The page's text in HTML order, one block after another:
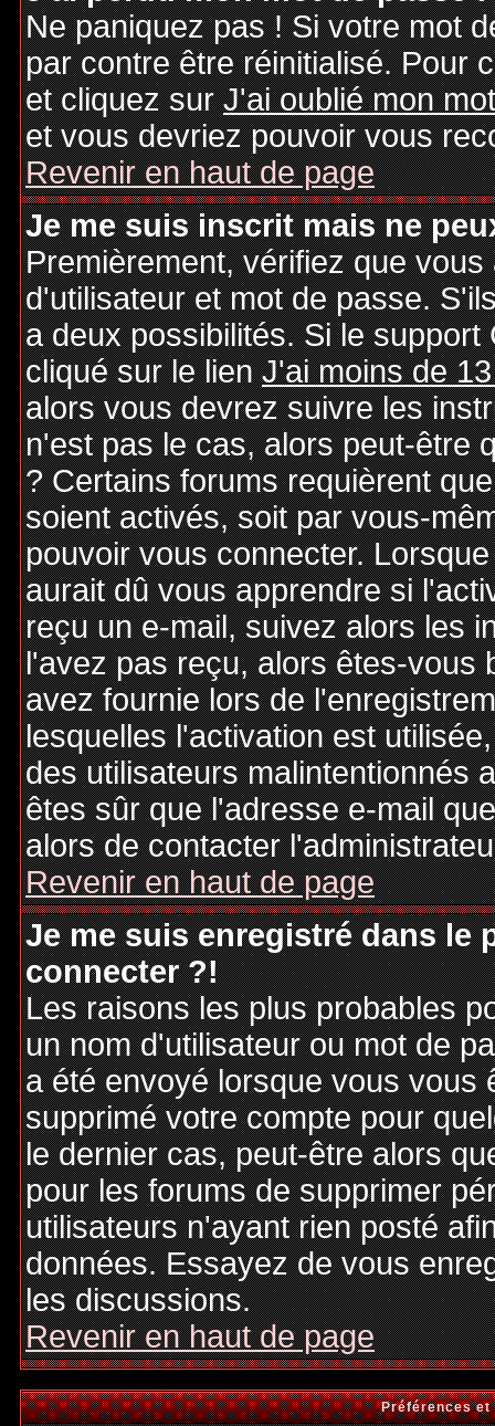
Ne paniquez pas ! Si votre mot
par contre être réinitialisé. Pour
et cliquez surJ'ai oublié mon
et vous devriez pouvoir vous
Revenir en haut de page
Je me suis inscrit mais ne
Premièrement, vérifiez que
d'utilisateur et mot de passe.
a deux possibilités. Si le
cliqué sur le lienJ'ai moins de
alors vous devrez suivre les
n'est pas le cas, alors peut-être
? Certains forums requièrent
soient activés, soit par vous-
pouvoir vous connecter.
aurait dû vous apprendre si
reçu un e-mail, suivez alors les
l'avez pas reçu, alors êtes-vous
avez fournie lors de
lesquelles l'activation est
des utilisateurs malintentionnés
êtes sûr que l'adresse e-mail
alors de contacter
Revenir en haut de page
Je me suis enregistré dans le
connecter ?!
Les raisons les plus probables
un nom d'utilisateur ou mot de
a été envoyé lorsque vous vous
supprimé votre compte pour
le dernier cas, peut-être alors
pour les forums de supprimer
utilisateurs n'ayant rien posté
données. Essayez de vous
les discussions.
Revenir en haut de page
Préférences